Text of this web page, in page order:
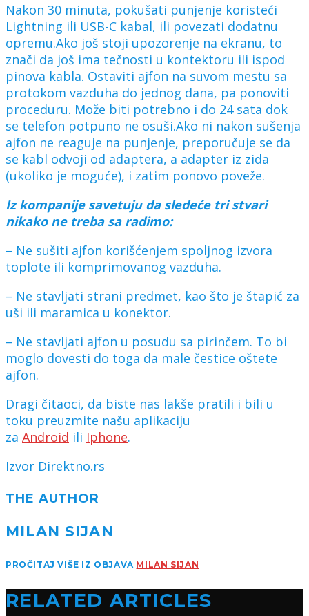
Nakon 30 minuta, pokušati punjenje koristeći
Lightning ili USB-C kabal, ili povezati dodatnu
opremu.Ako još stoji upozorenje na ekranu, to
znači da još ima tečnosti u kontektoru ili ispod
pinova kabla. Ostaviti ajfon na suvom mestu sa
protokom vazduha do jednog dana, pa ponoviti
proceduru. Može biti potrebno i do 24 sata dok
se telefon potpuno ne osuši.Ako ni nakon sušenja
ajfon ne reaguje na punjenje, preporučuje se da
se kabl odvoji od adaptera, a adapter iz zida
(ukoliko je moguće), i zatim ponovo poveže.
Iz kompanije savetuju da sledeće tri stvari
nikako ne treba sa radimo:
– Ne sušiti ajfon korišćenjem spoljnog izvora
toplote ili komprimovanog vazduha.
– Ne stavljati strani predmet, kao što je štapić za
uši ili maramica u konektor.
– Ne stavljati ajfon u posudu sa pirinčem. To bi
moglo dovesti do toga da male čestice oštete
ajfon.
Dragi čitaoci, da biste nas lakše pratili i bili u
toku preuzmite našu aplikaciju
za Android ili Iphone.
Izvor Direktno.rs
THE AUTHOR
MILAN SIJAN
PROČITAJ VIŠE IZ OBJAVA MILAN SIJAN
RELATED ARTICLES